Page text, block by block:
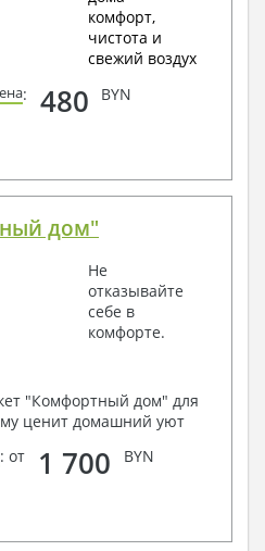
комфорт,
чистота и
свежий воздух
: 480 BYN
дом"
Не
отказывайте
себе в
комфорте.
"Комфортный дом" для
ценит домашний уют
: от 1 700 BYN